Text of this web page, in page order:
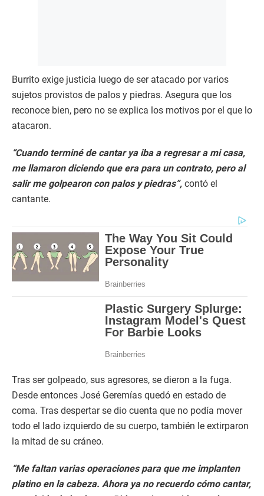
Burrito exige justicia luego de ser atacado por varios
sujetos provistos de palos y piedras. Asegura que los
reconoce bien, pero no se explica los motivos por el que lo
atacaron.
“Cuando terminé de cantar ya iba a regresar a mi casa,
me llamaron diciendo que era para un contrato, pero al
salir me golpearon con palos y piedras”, contó el
cantante.
Tras ser golpeado, sus agresores, se dieron a la fuga.
Desde entonces José Geremías quedó en estado de
coma. Tras despertar se dio cuenta que no podía mover
todo el lado izquierdo de su cuerpo, también le extirparon
la mitad de su cráneo.
“Me faltan varias operaciones para que me implanten
platino en la cabeza. Ahora ya no recuerdo cómo cantar,